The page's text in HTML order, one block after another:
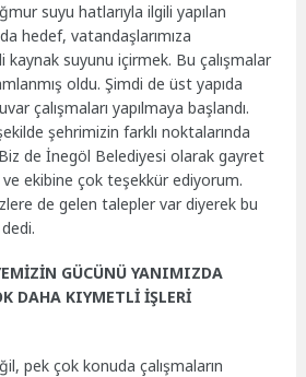
suyu hatlarıyla ilgili yapılan
hedef, vatandaşlarımıza
suyunu içirmek. Bu çalışmalar
oldu. Şimdi de üst yapıda
çalışmaları yapılmaya başlandı.
şehrimizin farklı noktalarında
Biz de İnegöl Belediyesi olarak gayret
ve ekibine çok teşekkür ediyorum.
de gelen talepler var diyerek bu
GÜCÜNÜ YANIMIZDA
DAHA KIYMETLİ İŞLERİ
pek çok konuda çalışmaların